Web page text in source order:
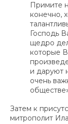
Примите
конечно,
Господь
щедро
которые
и даруют
очень
Затем к
митрополит